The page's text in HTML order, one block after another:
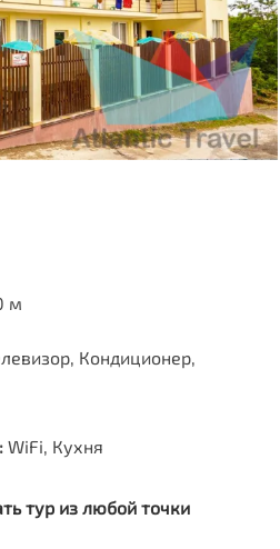
м
Кондиционер,
WiFi, Кухня
тур из любой точки